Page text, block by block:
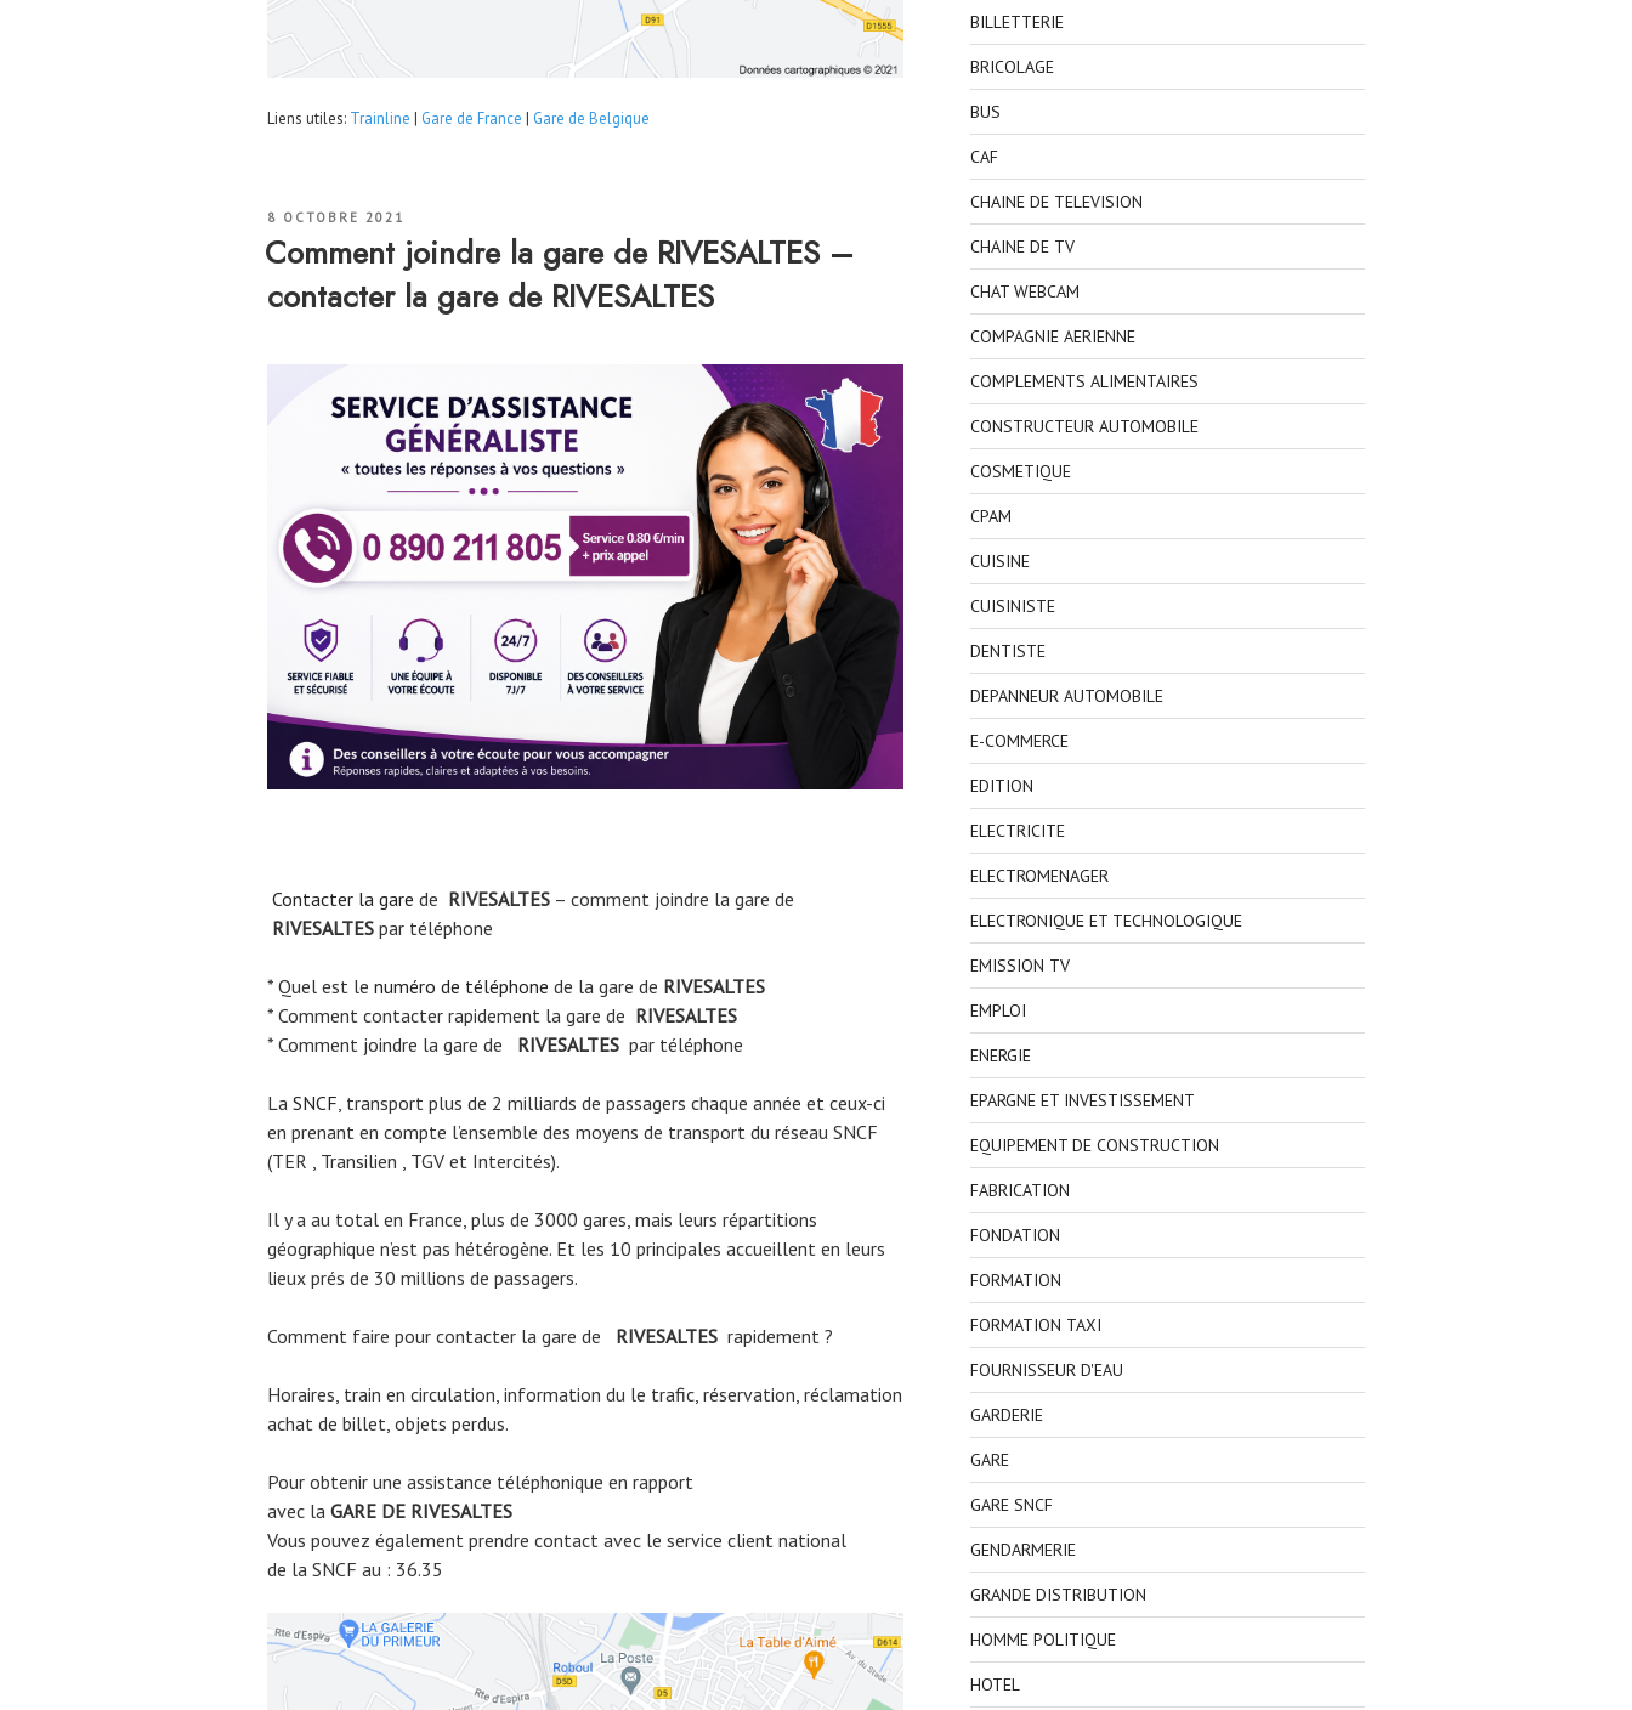
Liens utiles: Trainline | Gare de France | Gare de Belgique
PUBLIÉ
8 OCTOBRE 2021
Comment joindre la gare de RIVESALTES –
contacter la gare de RIVESALTES
Contacter la gare de RIVESALTES – comment joindre la gare de
RIVESALTES par téléphone
* Quel est le numéro de téléphone de la gare de RIVESALTES
* Comment contacter rapidement la gare de RIVESALTES
* Comment joindre la gare de
RIVESALTES par téléphone
La SNCF , transport plus de 2 milliards de passagers chaque année et ceux-ci
en prenant en compte l’ensemble des moyens de transport du réseau SNCF
(TER , Transilien , TGV et Intercités).
Il y a au total en France, plus de 3000 gares, mais leurs répartitions
géographique n’est pas hétérogène. Et les 10 principales accueillent en leurs
lieux prés de 30 millions de passagers.
Comment faire pour contacter la gare de RIVESALTES rapidement ?
Horaires, train en circulation, information du le trafic, réservation, réclamation
achat de billet, objets perdus.
Pour obtenir une assistance téléphonique en rapport
avec la GARE DE RIVESALTES
Vous pouvez également prendre contact avec le service client national
de la SNCF au : 36.35
BILLETTERIE
BRICOLAGE
BUS
CAF
CHAINE DE TELEVISION
CHAINE DE TV
CHAT WEBCAM
COMPAGNIE AERIENNE
COMPLEMENTS ALIMENTAIRES
CONSTRUCTEUR AUTOMOBILE
COSMETIQUE
CPAM
CUISINE
CUISINISTE
DENTISTE
DEPANNEUR AUTOMOBILE
E-COMMERCE
EDITION
ELECTRICITE
ELECTROMENAGER
ELECTRONIQUE ET TECHNOLOGIQUE
EMISSION TV
EMPLOI
ENERGIE
EPARGNE ET INVESTISSEMENT
EQUIPEMENT DE CONSTRUCTION
FABRICATION
FONDATION
FORMATION
FORMATION TAXI
FOURNISSEUR D'EAU
GARDERIE
GARE
GARE SNCF
GENDARMERIE
GRANDE DISTRIBUTION
HOMME POLITIQUE
HOTEL